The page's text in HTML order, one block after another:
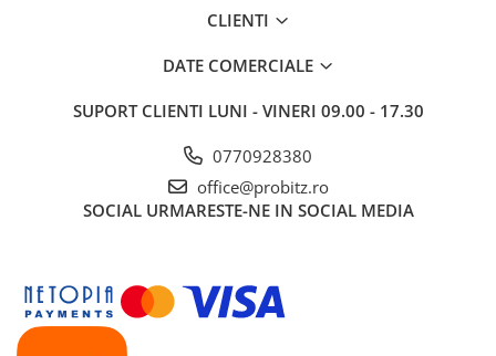
Multifunctionale laser
Scannere
Switch-uri
Access Points & Range Extendere
Placi de retea
CLIENTI
DATE COMERCIALE
SUPORT CLIENTI LUNI - VINERI 09.00 - 17.30
0770928380
office@probitz.ro
SOCIAL URMARESTE-NE IN SOCIAL MEDIA